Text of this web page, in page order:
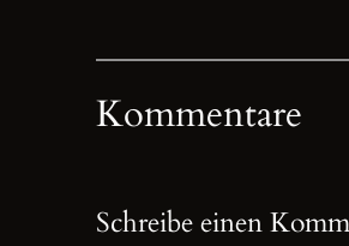
Kommentare
Schreibe einen